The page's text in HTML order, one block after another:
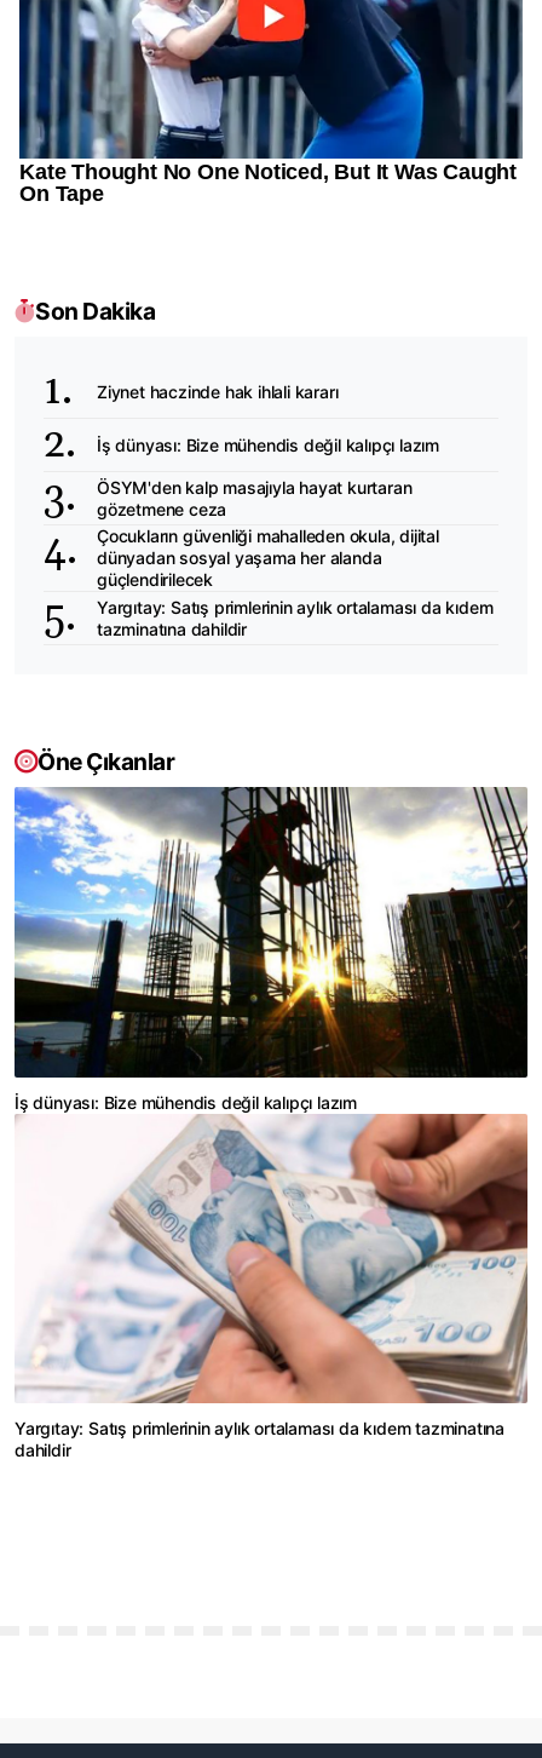
Son Dakika
Ziynet haczinde hak ihlali kararı
İş dünyası: Bize mühendis değil kalıpçı lazım
ÖSYM'den kalp masajıyla hayat kurtaran
gözetmene ceza
Çocukların güvenliği mahalleden okula, dijital
dünyadan sosyal yaşama her alanda
güçlendirilecek
Yargıtay: Satış primlerinin aylık ortalaması da kıdem
tazminatına dahildir
Öne Çıkanlar
İş dünyası: Bize mühendis değil kalıpçı lazım
Yargıtay: Satış primlerinin aylık ortalaması da kıdem tazminatına
dahildir